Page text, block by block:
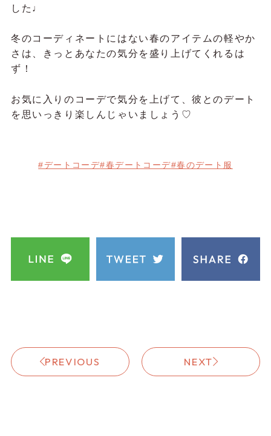
した♩
冬のコーディネートにはない春のアイテムの軽やか
さは、きっとあなたの気分を盛り上げてくれるは
ず！
お気に入りのコーデで気分を上げて、彼とのデート
を思いっきり楽しんじゃいましょう♡
#デートコーデ#春デートコーデ#春のデート服
PREVIOUS NEXT